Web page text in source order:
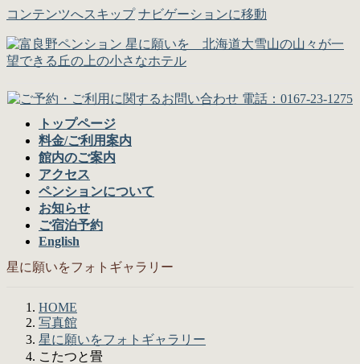
コンテンツへスキップ ナビゲーションに移動
トップページ
料金/ご利用案内
館内のご案内
アクセス
ペンションについて
お知らせ
ご宿泊予約
English
星に願いをフォトギャラリー
HOME
写真館
星に願いをフォトギャラリー
こたつと畳